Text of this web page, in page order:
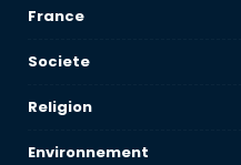
France
Societe
Religion
Environnement